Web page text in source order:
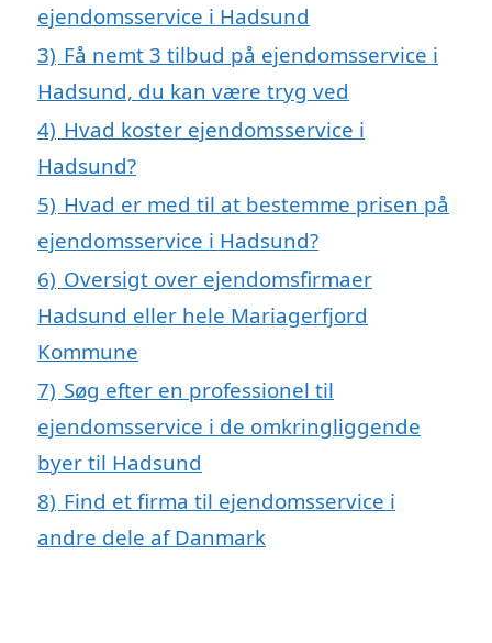
ejendomsservice i Hadsund
3) Få nemt 3 tilbud på ejendomsservice i
Hadsund, du kan være tryg ved
4) Hvad koster ejendomsservice i
Hadsund?
5) Hvad er med til at bestemme prisen på
ejendomsservice i Hadsund?
6) Oversigt over ejendomsfirmaer
Hadsund eller hele Mariagerfjord
Kommune
7) Søg efter en professionel til
ejendomsservice i de omkringliggende
byer til Hadsund
8) Find et firma til ejendomsservice i
andre dele af Danmark